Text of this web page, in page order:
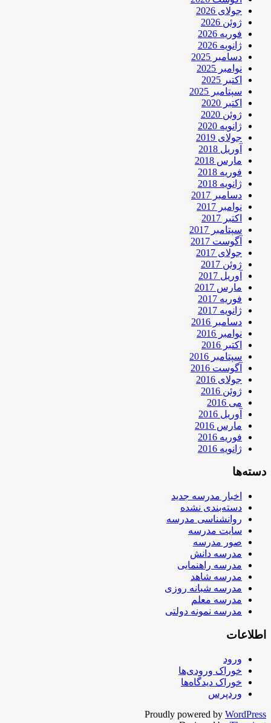
جولای 2026
ژوئن 2026
فوریه 2026
ژانویه 2026
دسامبر 2025
نوامبر 2025
اکتبر 2025
سپتامبر 2025
اکتبر 2020
ژوئن 2020
ژانویه 2020
جولای 2019
آوریل 2018
مارس 2018
فوریه 2018
ژانویه 2018
دسامبر 2017
نوامبر 2017
اکتبر 2017
سپتامبر 2017
آگوست 2017
جولای 2017
ژوئن 2017
آوریل 2017
مارس 2017
فوریه 2017
ژانویه 2017
دسامبر 2016
نوامبر 2016
اکتبر 2016
سپتامبر 2016
آگوست 2016
جولای 2016
ژوئن 2016
می 2016
آوریل 2016
مارس 2016
فوریه 2016
ژانویه 2016
دسته‌ها
اخبار مدرسه جدید
دسته‌بندی نشده
روانشناسی مدرسه
سایت مدرسه
صور مدرسه
مدرسه دانش
مدرسه راهنمایی
مدرسه شاهد
مدرسه شبانه روزی
مدرسه معلم
مدرسه نمونه دولتی
اطلاعات
ورود
خوراک ورودی‌ها
خوراک دیدگاه‌ها
وردپرس
Proudly powered by WordPress